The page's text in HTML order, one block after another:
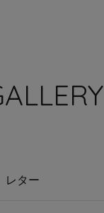
レター